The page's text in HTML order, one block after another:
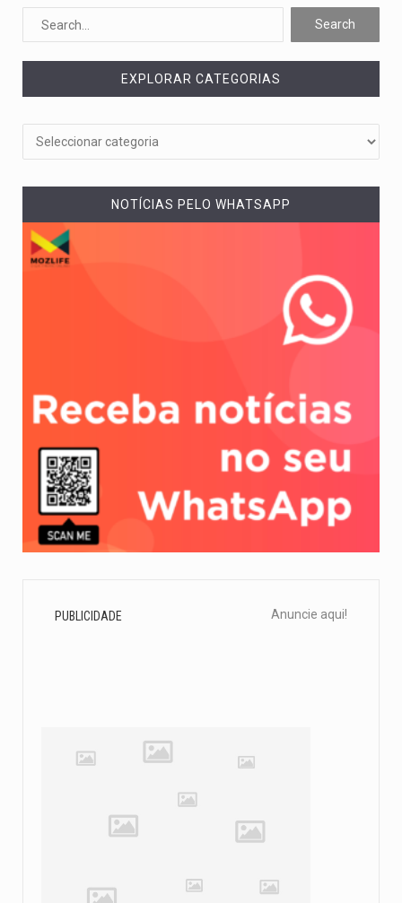
A cidade de Bunia, capital da província de Ituri, tornou-se…
O Senado dos Estados Unidos aprovou, no dia 7 de…
EXPLORAR CATEGORIAS
NOTÍCIAS PELO WHATSAPP
PUBLICIDADE Anuncie aqui!